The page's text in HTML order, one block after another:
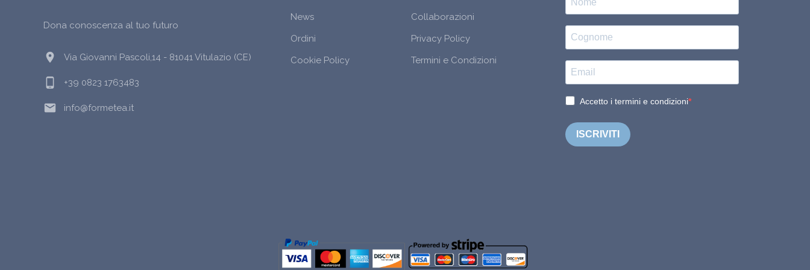
Dona conoscenza al tuo futuro
location_on Via Giovanni Pascoli,14 - 81041 Vitulazio (CE)
phone_android +39 0823 1763483
email info@formetea.it
News
Collaborazioni
Ordini
Privacy Policy
Cookie Policy
Termini e Condizioni
Accetto i termini e condizioni
ISCRIVITI